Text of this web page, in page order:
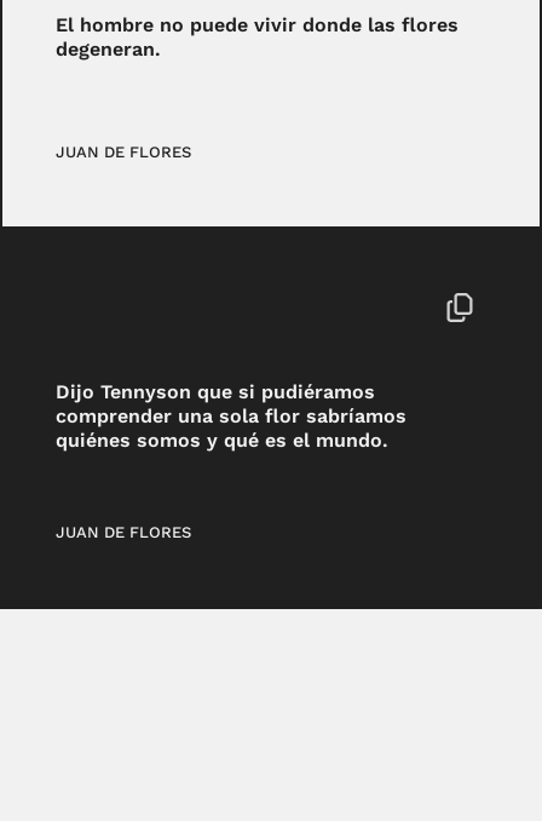
El hombre no puede vivir donde las flores
degeneran.
JUAN DE FLORES
Dijo Tennyson que si pudiéramos
comprender una sola flor sabríamos
quiénes somos y qué es el mundo.
JUAN DE FLORES